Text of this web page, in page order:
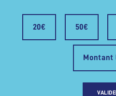
20€ 50€
Montant